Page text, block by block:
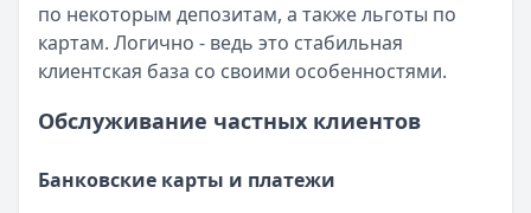
по некоторым депозитам, а также льготы по
картам. Логично - ведь это стабильная
клиентская база со своими особенностями.
Обслуживание частных клиентов
Банковские карты и платежи